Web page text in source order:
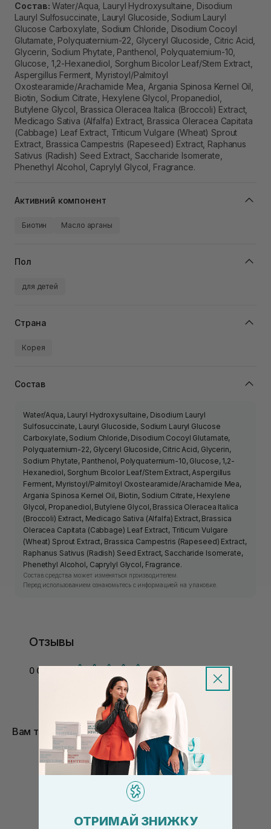
Состав: Water/Aqua, Lauryl Hydroxysultaine, Disodium
Lauryl Sulfosuccinate, Lauryl Glucoside, Sodium Lauryl
Glucose Carboxylate, Sodium Chloride, Disodium Cocoyl
Glutamate, Polyquaternium-22, Glyceryl Glucoside, Citric Acid,
Glycerin, Sodium Phytate, Panthenol, Polyquaternium-10,
Glucose, 1,2-Hexanediol, Sorghum Bicolor Leaf/Stem Extract,
Aspergillus Ferment, Myristoyl/Palmitoyl
Oxostearamide/Arachamide Mea, Argania Spinosa Kernel Oil,
Biotin, Sodium Citrate, Hexylene Glycol, Propanediol,
Butylene Glycol, Brassica Oleracea Italica (Broccoli) Extract,
Medicago Sativa (Alfalfa) Extract, Brassica Oleracea Capitata
(Cabbage) Leaf Extract, Triticum Vulgare (Wheat) Sprout
Extract, Brassica Campestris (Rapeseed) Extract, Raphanus
Sativus (Radish) Seed Extract, Saccharide Isomerate,
Phenethyl Alcohol, Caprylyl Glycol, Fragrance.
Активний компонент
Биотин Масло арганы
Пол
для детей
Страна
Корея
Состав
Water/Aqua, Lauryl Hydroxysultaine, Disodium Lauryl
Sulfosuccinate, Lauryl Glucoside, Sodium Lauryl Glucose
Carboxylate, Sodium Chloride, Disodium Cocoyl Glutamate,
Polyquaternium-22, Glyceryl Glucoside, Citric Acid, Glycerin,
Sodium Phytate, Panthenol, Polyquaternium-10, Glucose, 1,2-
Hexanediol, Sorghum Bicolor Leaf/Stem Extract, Aspergillus
Ferment, Myristoyl/Palmitoyl Oxostearamide/Arachamide Mea,
Argania Spinosa Kernel Oil, Biotin, Sodium Citrate, Hexylene
Glycol, Propanediol, Butylene Glycol, Brassica Oleracea Italica
(Broccoli) Extract, Medicago Sativa (Alfalfa) Extract, Brassica
Oleracea Capitata (Cabbage) Leaf Extract, Triticum Vulgare
(Wheat) Sprout Extract, Brassica Campestris (Rapeseed) Extract,
Raphanus Sativus (Radish) Seed Extract, Saccharide Isomerate,
Phenethyl Alcohol, Caprylyl Glycol, Fragrance.
Состав средства может изменяться производителем.
Перед использованием ознакомьтесь с информацией на упаковке.
Отзывы
0 Отзывов
Вам также понравится
ОТРИМАЙ ЗНИЖКУ